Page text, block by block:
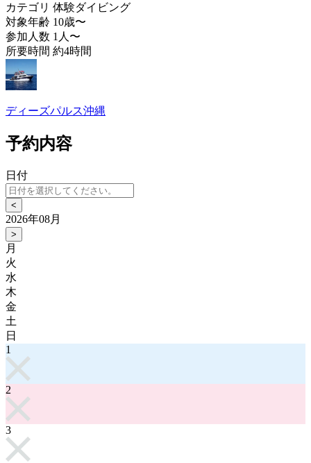
カテゴリ 体験ダイビング
対象年齢 10歳〜
参加人数 1人〜
所要時間 約4時間
ディーズパルス沖縄
予約内容
日付
<
2026年08月
>
月
火
水
木
金
土
日
1
2
3